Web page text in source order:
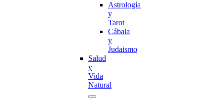
Astrología
y
Tarot
Cábala
y
Judaismo
Salud
y
Vida
Natural